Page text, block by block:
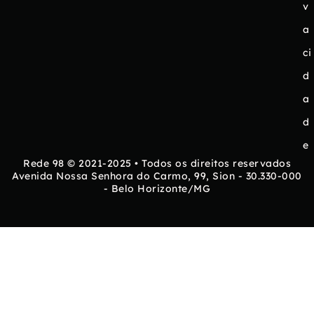
v
a
ci
d
a
d
e
Rede 98 © 2021-2025 • Todos os direitos reservados
Avenida Nossa Senhora do Carmo, 99, Sion - 30.330-000
- Belo Horizonte/MG